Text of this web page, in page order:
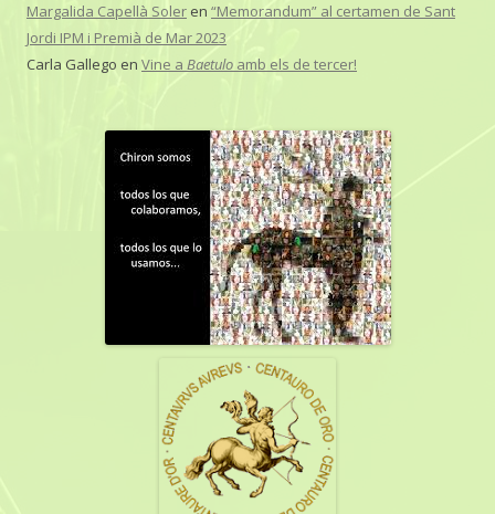
Margalida Capellà Soler en “Memorandum” al certamen de Sant
Jordi IPM i Premià de Mar 2023
Carla Gallego en Vine a Baetulo amb els de tercer!